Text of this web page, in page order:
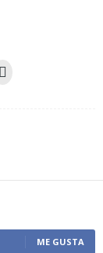
ME GUSTA